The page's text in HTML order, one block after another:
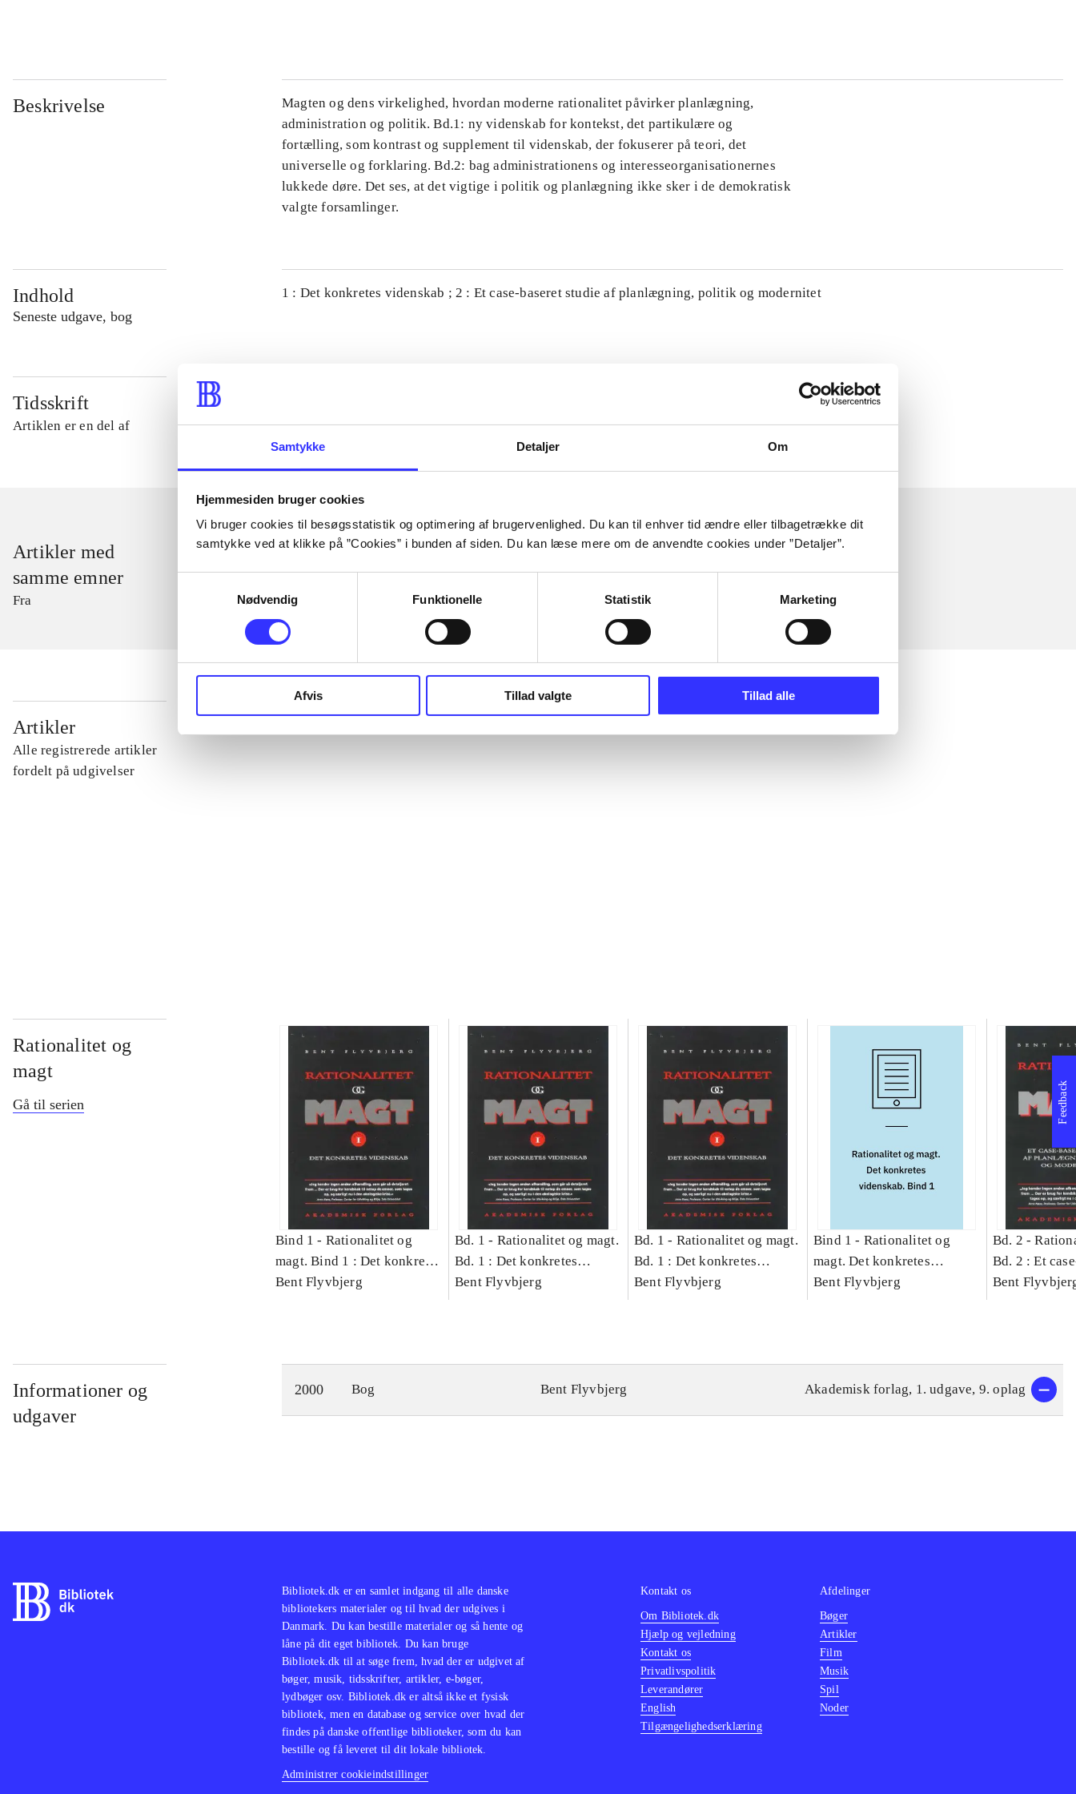
Samtykke Detaljer Om
Hjemmesiden bruger cookies
Vi bruger cookies til besøgsstatistik og optimering af brugervenlighed. Du kan til enhver tid ændre eller tilbagetrække dit
samtykke ved at klikke på ”Cookies” i bunden af siden. Du kan læse mere om de anvendte cookies under ”Detaljer”.
Nødvendig
Funktionelle Statistik Marketing
Afvis Tillad valgte Tillad alle
Beskrivelse
Magten og dens virkelighed, hvordan moderne rationalitet påvirker planlægning,
administration og politik. Bd.1: ny videnskab for kontekst, det partikulære og
fortælling, som kontrast og supplement til videnskab, der fokuserer på teori, det
universelle og forklaring. Bd.2: bag administrationens og interesseorganisationernes
lukkede døre. Det ses, at det vigtige i politik og planlægning ikke sker i de demokratisk
valgte forsamlinger.
Indhold
Seneste udgave, bog
1 : Det konkretes videnskab ; 2 : Et case-baseret studie af planlægning, politik og modernitet
Tidsskrift
Artiklen er en del af
Artikler med
samme emner
Fra
Artikler
Alle registrerede artikler
fordelt på udgivelser
...
Rationalitet og
magt
Gå til serien
Bind 1 - Rationalitet og
magt. Bind 1 : Det konkretes
videnskab
Bent Flyvbjerg
Bd. 1 - Rationalitet og magt.
Bd. 1 : Det konkretes
videnskab
Bent Flyvbjerg
Bd. 1 - Rationalitet og magt.
Bd. 1 : Det konkretes
videnskab
Bent Flyvbjerg
Bind 1 - Rationalitet og
magt. Det konkretes
videnskab. Bind 1
Bent Flyvbjerg
Bd. 2 -
Bd. 2 : Et
studie af
Bent
Informationer og
udgaver
2000 Bog Bent Flyvbjerg Akademisk forlag, 1. udgave, 9. oplag
Feedback
Bibliotek.dk er en samlet indgang til alle danske
bibliotekers materialer og til hvad der udgives i
Danmark. Du kan bestille materialer og så hente og
låne på dit eget bibliotek. Du kan bruge
Bibliotek.dk til at søge frem, hvad der er udgivet af
bøger, musik, tidsskrifter, artikler, e-bøger,
lydbøger osv. Bibliotek.dk er altså ikke et fysisk
bibliotek, men en database og service over hvad der
findes på danske offentlige biblioteker, som du kan
bestille og få leveret til dit lokale bibliotek.
Administrer cookieindstillinger
Kontakt os
Om Bibliotek.dk
Hjælp og vejledning
Kontakt os
Privatlivspolitik
Leverandører
English
Tilgængelighedserklæring
Afdelinger
Bøger
Artikler
Film
Musik
Spil
Noder